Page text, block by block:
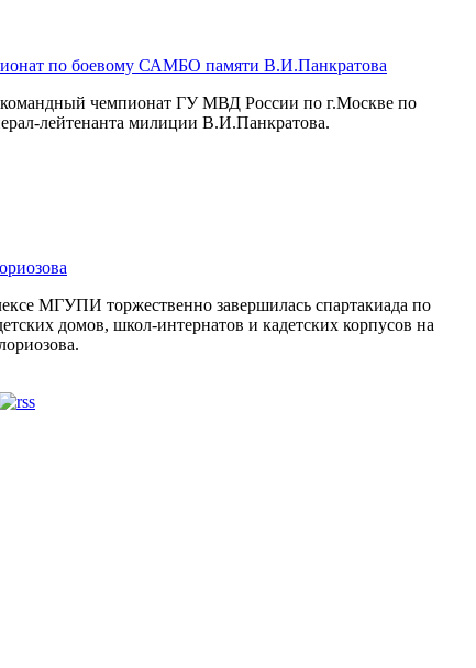
по боевому САМБО памяти В.И.Панкратова
командный чемпионат ГУ МВД России по г.Москве по
лейтенанта милиции В.И.Панкратова.
МГУПИ торжественно завершилась спартакиада по
домов, школ-интернатов и кадетских корпусов на